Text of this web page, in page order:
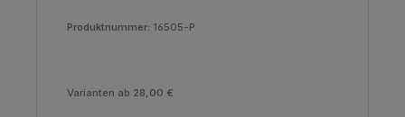
Produktnummer: 16505-P
Varianten ab 28,00 €